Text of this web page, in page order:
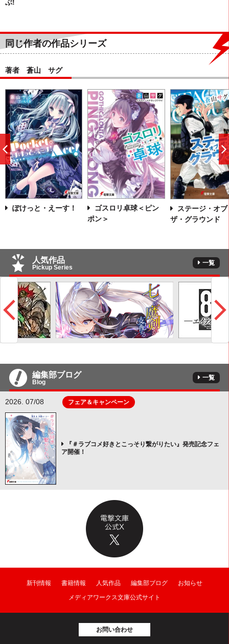
ぶ!
同じ作者の作品シリーズ
著者 蒼山 サグ
ぽけっと・えーす！
ゴスロリ卓球＜ピン
ポン＞
ステージ・オブ
ザ・グラウンド
前
へ
人気作品
Pickup Series
一覧
編集部ブログ
Blog
一覧
2026. 07/08 フェア＆キャンペーン
『＃ラブコメ好きとこっそり繋がりたい』発売記念フェ
ア開催！
新刊情報 書籍情報 人気作品 編集部ブログ
お知らせ
メディアワークス文庫公式サイト
お問い合わせ